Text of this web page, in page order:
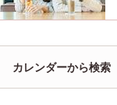
カレンダーから検索